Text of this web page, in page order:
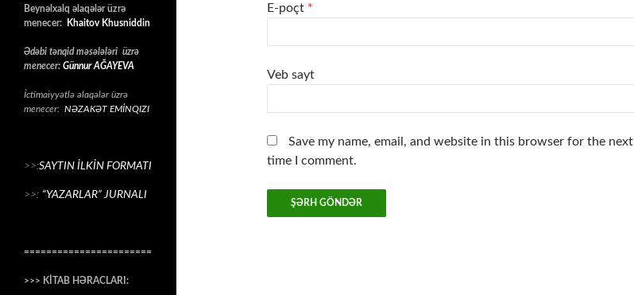
E-poçt *
Veb sayt
Save my name, email, and website in this browser for the next
time I comment.
Beynəlxalq əlaqələr üzrə
menecer:
Khaitov Khusniddin
Ədəbi tənqid məsələləri üzrə
menecer: Günnur AĞAYEVA
İctimaiyyətlə əlaqələr üzrə
menecer: NƏZAKƏT EMİNQIZI
>>:SAYTIN İLKİN FORMATI
>>: “YAZARLAR” JURNALI
=======================
>>> KİTAB HƏRACLARI: